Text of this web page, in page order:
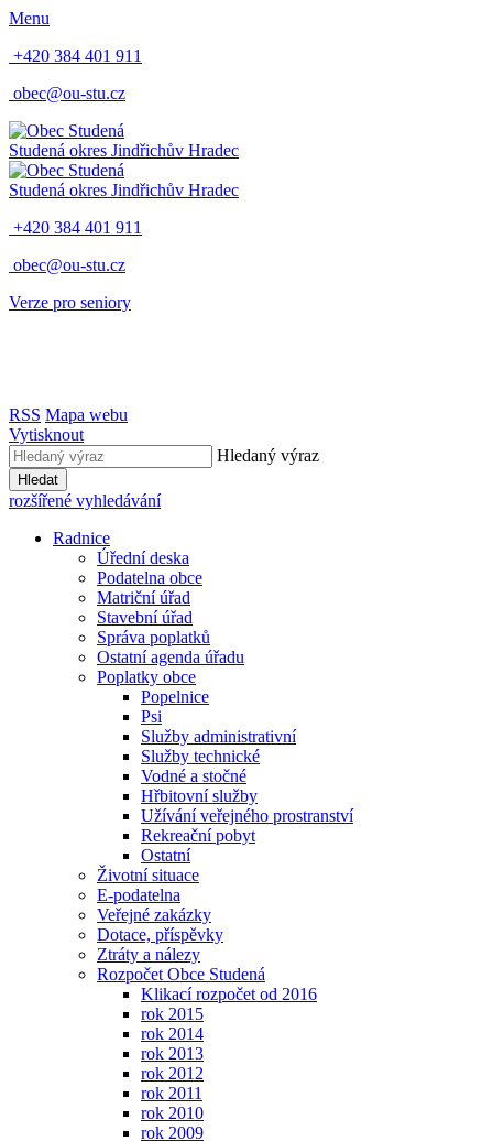
Menu
+420 384 401 911
obec@ou-stu.cz
Studená okres Jindřichův Hradec
Studená okres Jindřichův Hradec
+420 384 401 911
obec@ou-stu.cz
Verze pro seniory
RSS Mapa webu
Vytisknout
Hledaný výraz
Hledat
rozšířené vyhledávání
Radnice
Úřední deska
Podatelna obce
Matriční úřad
Stavební úřad
Správa poplatků
Ostatní agenda úřadu
Poplatky obce
Popelnice
Psi
Služby administrativní
Služby technické
Vodné a stočné
Hřbitovní služby
Užívání veřejného prostranství
Rekreační pobyt
Ostatní
Životní situace
E-podatelna
Veřejné zakázky
Dotace, příspěvky
Ztráty a nálezy
Rozpočet Obce Studená
Klikací rozpočet od 2016
rok 2015
rok 2014
rok 2013
rok 2012
rok 2011
rok 2010
rok 2009